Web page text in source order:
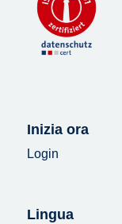
Inizia ora
Login
Lingua